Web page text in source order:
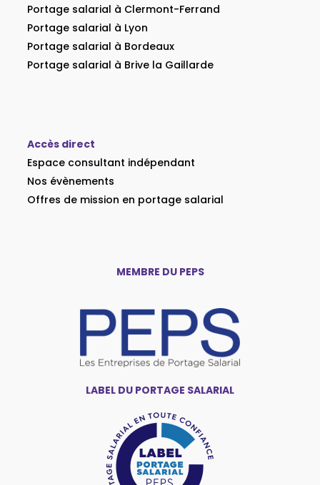
Portage salarial à Clermont-Ferrand
Portage salarial à Lyon
Portage salarial à Bordeaux
Portage salarial à Brive la Gaillarde
Accès direct
Espace consultant indépendant
Nos évènements
Offres de mission en portage salarial
MEMBRE DU PEPS
LABEL DU PORTAGE SALARIAL